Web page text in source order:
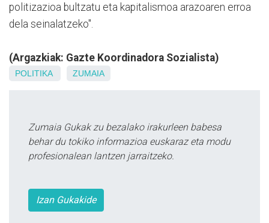
politizazioa bultzatu eta kapitalismoa arazoaren erroa
dela seinalatzeko".
(Argazkiak: Gazte Koordinadora Sozialista)
POLITIKA ZUMAIA
Zumaia Gukak zu bezalako irakurleen babesa
behar du tokiko informazioa euskaraz eta modu
profesionalean lantzen jarraitzeko.
Izan Gukakide